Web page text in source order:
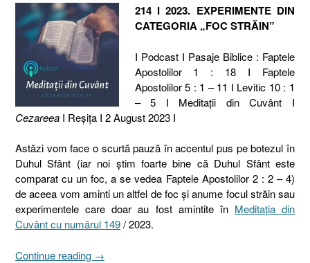
214 I 2023. EXPERIMENTE DIN
CATEGORIA „FOC STRĂIN”
I Podcast I Pasaje Biblice : Faptele
Apostolilor 1 : 18 I Faptele
Apostolilor 5 : 1 – 11 I Levitic 10 : 1
– 5 I Meditaţii din Cuvânt I
Cezareea I Reşiţa I 2 August 2023 I
Astăzi vom face o scurtă pauză în accentul pus pe botezul în
Duhul Sfânt (iar noi știm foarte bine că Duhul Sfânt este
comparat cu un foc, a se vedea Faptele Apostolilor 2 : 2 – 4)
de aceea vom aminti un altfel de foc și anume focul străin sau
experimentele care doar au fost amintite în Meditația din
Cuvânt cu numărul 149/ 2023.
Continue reading „214
→